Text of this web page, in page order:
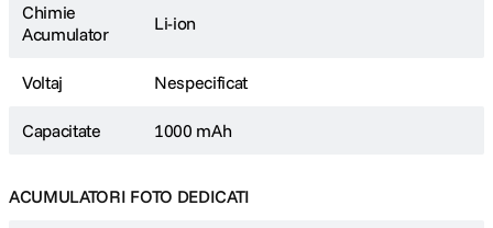
Chimie
Acumulator
Li-ion
Voltaj Nespecificat
Capacitate 1000 mAh
ACUMULATORI FOTO DEDICATI